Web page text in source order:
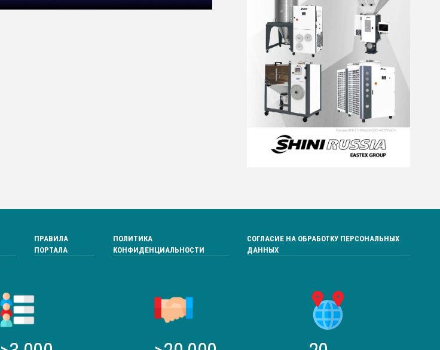
ПРАВИЛА
ПОРТАЛА
ПОЛИТИКА
КОНФИДЕНЦИАЛЬНОСТИ
СОГЛАСИЕ НА ОБРАБОТКУ ПЕРСОНАЛЬНЫХ
ДАННЫХ